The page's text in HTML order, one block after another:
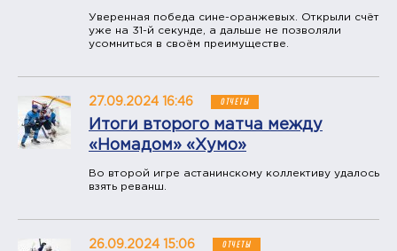
Уверенная победа сине-оранжевых. Открыли счёт
уже на 31-й секунде, а дальше не позволяли
усомниться в своём преимуществе.
27.09.2024 16:46 ОТЧЕТЫ
Итоги второго матча между
«Номадом» «Хумо»
Во второй игре астанинскому коллективу удалось
взять реванш.
26.09.2024 15:06 ОТЧЕТЫ